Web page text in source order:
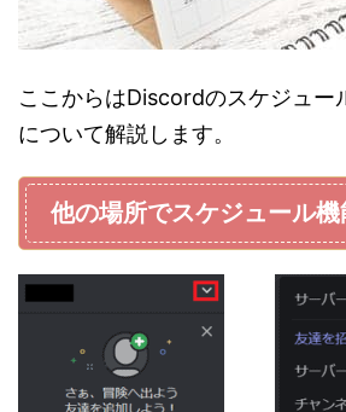
ここからはDiscordのスケジュー
について解説します。
他の場所でスケジュール機